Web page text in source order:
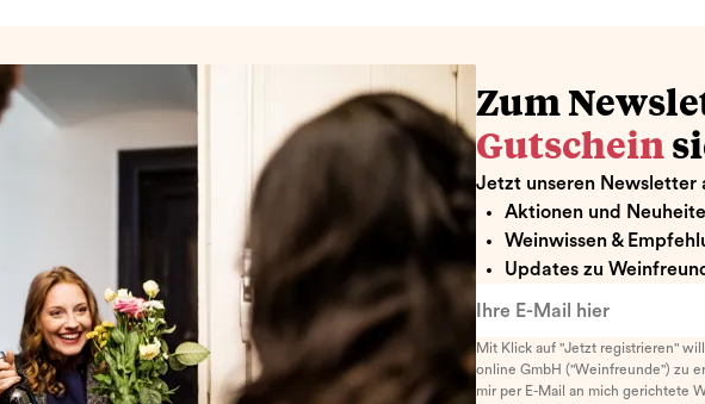
Zum
Gutschein
Jetzt unseren Newsletter
Aktionen und
Weinwissen &
Updates zu
Mit Klick auf "Jetzt registrieren"
online GmbH ("Weinfreunde") zu
mir per E-Mail an mich gerichtete